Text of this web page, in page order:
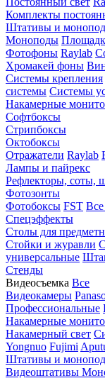
Комплекты
Штативы и
Моноподы
Фотофоны Raylab
Хромакей фоны
Системы крепления
системы Системы
Накамерные
Софтбоксы
Стрипбоксы
Октобоксы
Отражатели Raylab
Лампы и пайрекс
Рефлекторы, соты,
Фотозонты
Фотобоксы FST
Спецэффекты
Столы для
Стойки и журавли
универсальные
Стенды
Видеосъемка Все
Видеокамеры
Профессиональные
Накамерные
Накамерный свет
Yongnuo Fujimi
Штативы и
Видеоштативы